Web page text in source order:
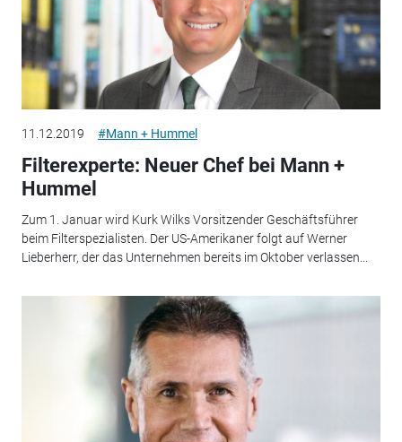
11.12.2019 #Mann + Hummel
Filterexperte: Neuer Chef bei Mann +
Hummel
Zum 1. Januar wird Kurk Wilks Vorsitzender Geschäftsführer
beim Filterspezialisten. Der US-Amerikaner folgt auf Werner
Lieberherr, der das Unternehmen bereits im Oktober verlassen...